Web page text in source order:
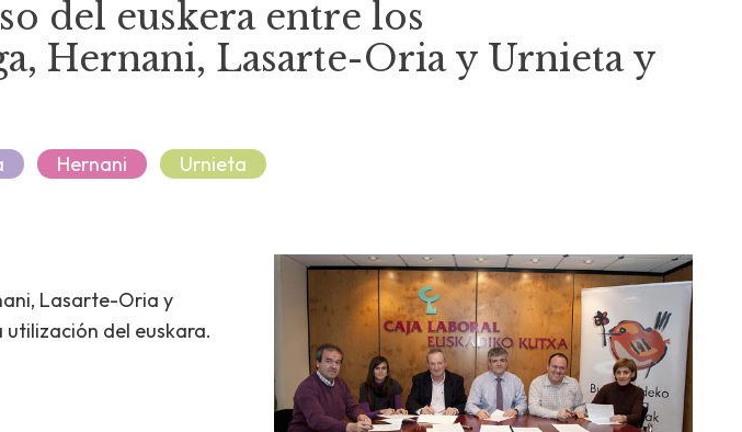
del euskera entre los
Hernani, Lasarte-Oria y Urnieta y
Hernani Urnieta
Lasarte-Oria y
del euskara.